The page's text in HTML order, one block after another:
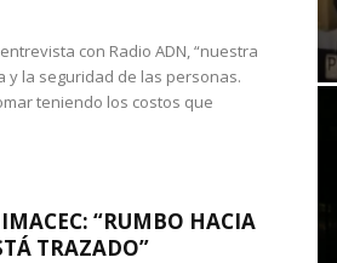
con Radio ADN, “nuestra
la seguridad de las personas.
teniendo los costos que
“RUMBO HACIA
TRAZADO”